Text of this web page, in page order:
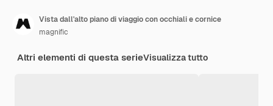
Vista dall'alto piano di viaggio con occhiali e cornice
magnific
Altri elementi di questa serieVisualizza tutto